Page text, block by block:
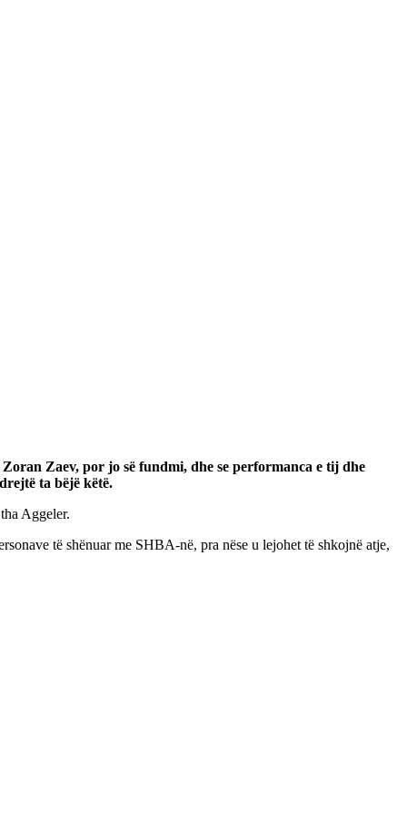
Zaev, por jo së fundmi, dhe se performanca e tij dhe
ta bëjë këtë.
Aggeler.
të shënuar me SHBA-në, pra nëse u lejohet të shkojnë atje,